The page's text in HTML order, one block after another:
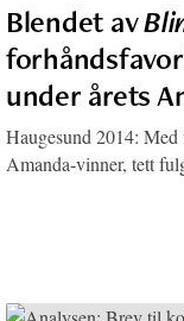
Blendet av
under årets
Haugesund 2014:
Amanda-vinner, tett